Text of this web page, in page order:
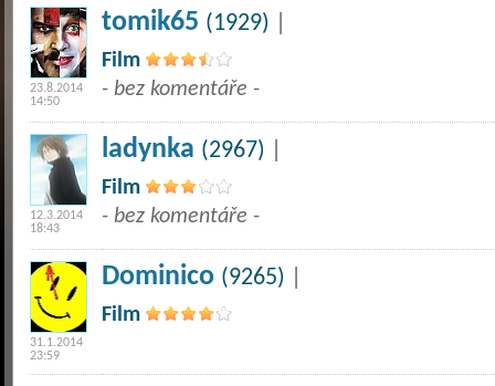
23.8.2014
14:50
tomik65 (1929)
Film
- bez komentáře -
12.3.2014
18:43
ladynka (2967)
Film
- bez komentáře -
31.1.2014
23:59
Dominico (9265)
Film